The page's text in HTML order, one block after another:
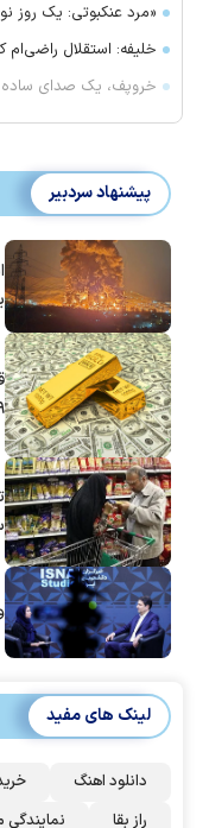
«مرد عنکبوتی: یک روز
خلیفه: استقلال راضی‌ام
خروپف، یک صدای ساده
پیشنهاد سردبیر
لینک های مفید
دانلود اهنگ
راز بقا